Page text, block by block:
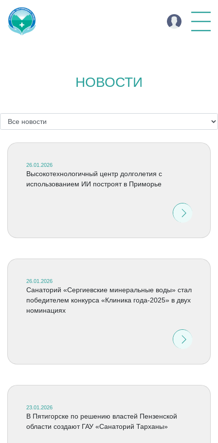
НОВОСТИ
26.01.2026
Высокотехнологичный центр долголетия с
использованием ИИ построят в Приморье
26.01.2026
Санаторий «Сергиевские минеральные воды» стал
победителем конкурса «Клиника года-2025» в двух
номинациях
23.01.2026
В Пятигорске по решению властей Пензенской
области создают ГАУ «Санаторий Тарханы»